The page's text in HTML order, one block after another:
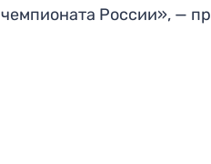
чемпионата России», —